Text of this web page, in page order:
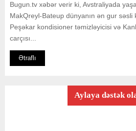
Bugun.tv xəbər verir ki, Avstraliyada
MakQreyl-Bateup dünyanın ən gur səsli
Peşəkar kondisioner təmizləyicisi və
carçısı...
Ətraflı
Aylaya dəstək